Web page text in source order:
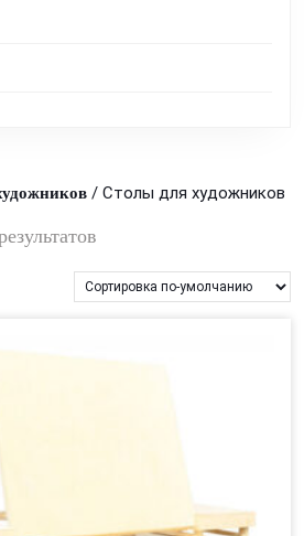
/ Столы для художников